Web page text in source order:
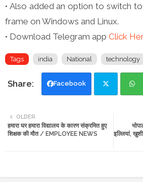
• Also added an option to switch
frame on Windows and Linux.
• Download Telegram app Click
Tags india National technology
Facebook
tte ats
इल्लियां,
OLDER
हमारा घर हमारा विद्यालय के कारण संक्रमित हुए
शिक्षक की मौत / EMPLOYEE NEWS